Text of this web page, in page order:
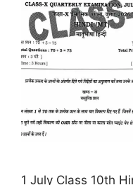
1 July Class 10th